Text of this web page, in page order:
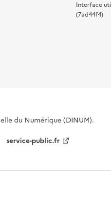
Interface
(7ad44f4)
du Numérique (DINUM).
service-public.fr